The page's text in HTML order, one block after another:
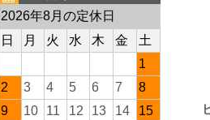
2026年8月の定休日
日
月 火 水 木 金
土
1
2
3 4 5 6 7
8
9
10 11 12 13 14
15